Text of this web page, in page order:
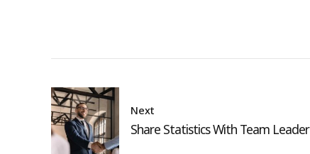
Next
Share Statistics With Team Leader